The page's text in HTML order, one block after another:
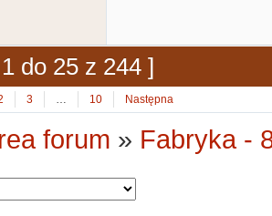
do 25 z 244 ]
3 … 10 Następna
forum » Fabryka -